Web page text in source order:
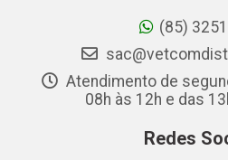
(85)
Atendimento de
08h às 12h e das
Redes